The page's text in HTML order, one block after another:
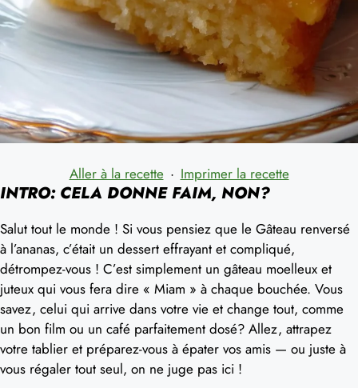
Aller à la recette · Imprimer la recette
INTRO: CELA DONNE FAIM, NON?
Salut tout le monde ! Si vous pensiez que le Gâteau renversé
à l’ananas, c’était un dessert effrayant et compliqué,
détrompez-vous ! C’est simplement un gâteau moelleux et
juteux qui vous fera dire « Miam » à chaque bouchée. Vous
savez, celui qui arrive dans votre vie et change tout, comme
un bon film ou un café parfaitement dosé? Allez, attrapez
votre tablier et préparez-vous à épater vos amis — ou juste à
vous régaler tout seul, on ne juge pas ici !